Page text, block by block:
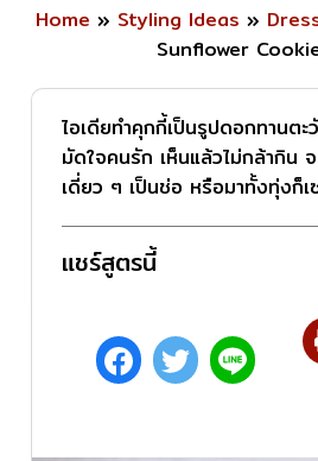
Home » Styling Ideas »
Sunflower
ไอเดียทำคุกกี้เป็นรูปดอกทานตะ
มัดใจคนรัก เห็นแล้วไม่กล้ากิน
เดี่ยว ๆ เป็นช่อ หรือมาทั้งทุ่งก็เ
แชร์สูตรนี้